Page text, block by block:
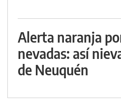
Alerta naranja
nevadas: así
de Neuquén